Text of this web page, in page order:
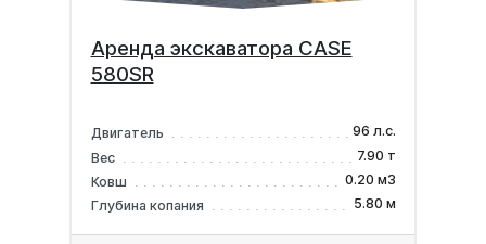
Аренда экскаватора CASE
580SR
Двигатель
96 л.с.
Вес
7.90 т
Ковш
0.20 м3
Глубина копания
5.80 м